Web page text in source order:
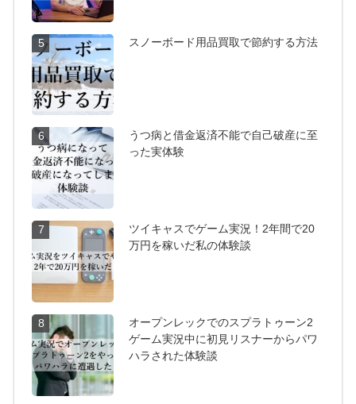
5 スノーボード用品買取で節約する方法
6
うつ病と借金返済不能で自己破産に至
った実体験
7
ツイキャスでゲーム実況！2年間で20
万円を稼いだ私の体験談
8
オープンレックでのスプラトゥーン2
ゲーム実況中に初見リスナーからパワ
ハラされた体験談